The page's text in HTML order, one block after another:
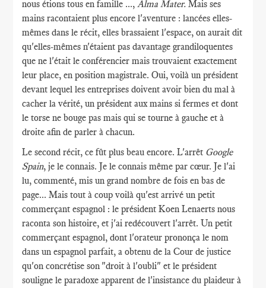
nous étions tous en famille ...,Alma Mater. Mais ses
mains racontaient plus encore l'aventure : lancées elles-
mêmes dans le récit, elles brassaient l'espace, on aurait dit
qu'elles-mêmes n'étaient pas davantage grandiloquentes
que ne l'était le conférencier mais trouvaient exactement
leur place, en position magistrale. Oui, voilà un président
devant lequel les entreprises doivent avoir bien du mal à
cacher la vérité, un président aux mains si fermes et dont
le torse ne bouge pas mais qui se tourne à gauche et à
droite afin de parler à chacun.
Le second récit, ce fût plus beau encore. L'arrêt Google
Spain, je le connais. Je le connais même par cœur. Je l'ai
lu, commenté, mis un grand nombre de fois en bas de
page... Mais tout à coup voilà qu'est arrivé un petit
commerçant espagnol : le président Koen Lenaerts nous
raconta son histoire, et j'ai redécouvert l'arrêt. Un petit
commerçant espagnol, dont l'orateur prononça le nom
dans un espagnol parfait, a obtenu de la Cour de justice
qu'on concrétise son "droit à l'oubli" et le président
souligne le paradoxe apparent de l'insistance du plaideur à